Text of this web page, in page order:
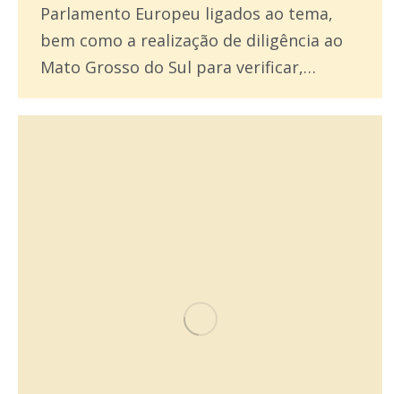
Parlamento Europeu ligados ao tema,
bem como a realização de diligência ao
Mato Grosso do Sul para verificar,…